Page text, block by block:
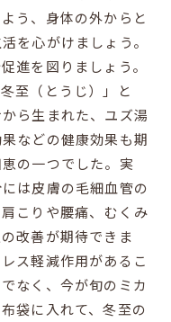
う、身体の外からと
を心がけましょう。
進を図りましょう。
至（とうじ）」と
ら生まれた、ユズ湯
などの健康効果も期
の一つでした。実
は皮膚の毛細血管の
こりや腰痛、むくみ
改善が期待できま
ス軽減作用があるこ
なく、今が旬のミカ
袋に入れて、冬至の